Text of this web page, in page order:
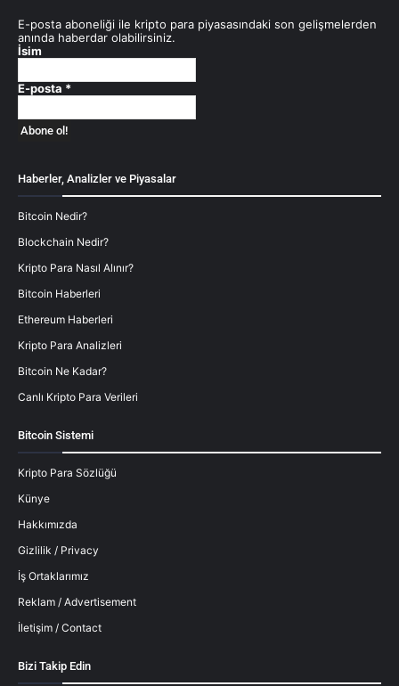
E-posta aboneliği ile kripto para piyasasındaki son gelişmelerden
anında haberdar olabilirsiniz.
İsim
E-posta *
Haberler, Analizler ve Piyasalar
Bitcoin Nedir?
Blockchain Nedir?
Kripto Para Nasıl Alınır?
Bitcoin Haberleri
Ethereum Haberleri
Kripto Para Analizleri
Bitcoin Ne Kadar?
Canlı Kripto Para Verileri
Bitcoin Sistemi
Kripto Para Sözlüğü
Künye
Hakkımızda
Gizlilik / Privacy
İş Ortaklarımız
Reklam / Advertisement
İletişim / Contact
Bizi Takip Edin